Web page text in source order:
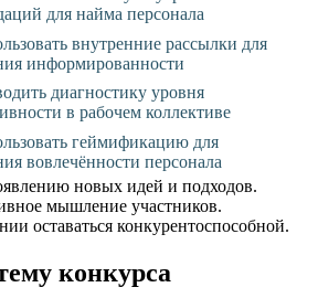
для найма персонала
внутренние рассылки для
информированности
диагностику уровня
в рабочем коллективе
геймификацию для
вовлечённости персонала
новых идей и подходов.
мышление участников.
оставаться конкурентоспособной.
конкурса